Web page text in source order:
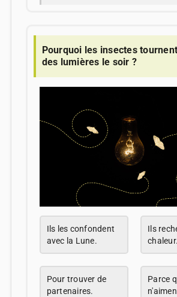
Pourquoi les insectes
des lumières le soir ?
Ils les confondent
avec la Lune.
Ils
chaleur.
Pour trouver de
partenaires.
Parce